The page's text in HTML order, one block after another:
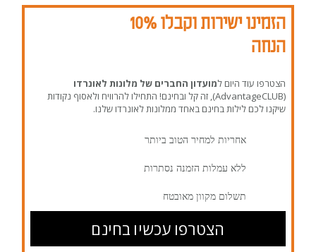
הזמינו ישירות וקבלו 10%
הנחה
הצטרפו עוד היום למועדון החברים של מלונות לאונרדו
(AdvantageCLUB), זה קל ובחינם! התחילו להרוויח ולאסוף נקודות
שיקנו לכם לילות בחינם באחד ממלונות לאונרדו שלנו.
אחריות למחיר הטוב ביותר
ללא עמלות הזמנה נסתרות
תשלום מקוון מאובטח
הצטרפו עכשיו בחינם